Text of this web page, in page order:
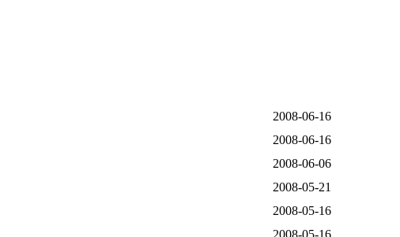
2008-06-16
2008-06-16
2008-06-06
2008-05-21
2008-05-16